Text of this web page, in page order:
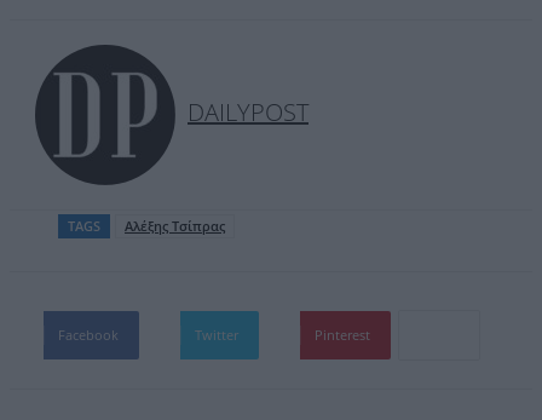
DAILYPOST
TAGS Aλέξης Τσίπρας
Facebook Twitter Pinterest